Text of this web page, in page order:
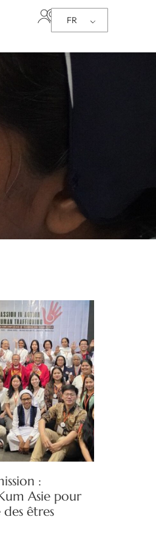
FR
:
Asie pour
êtres